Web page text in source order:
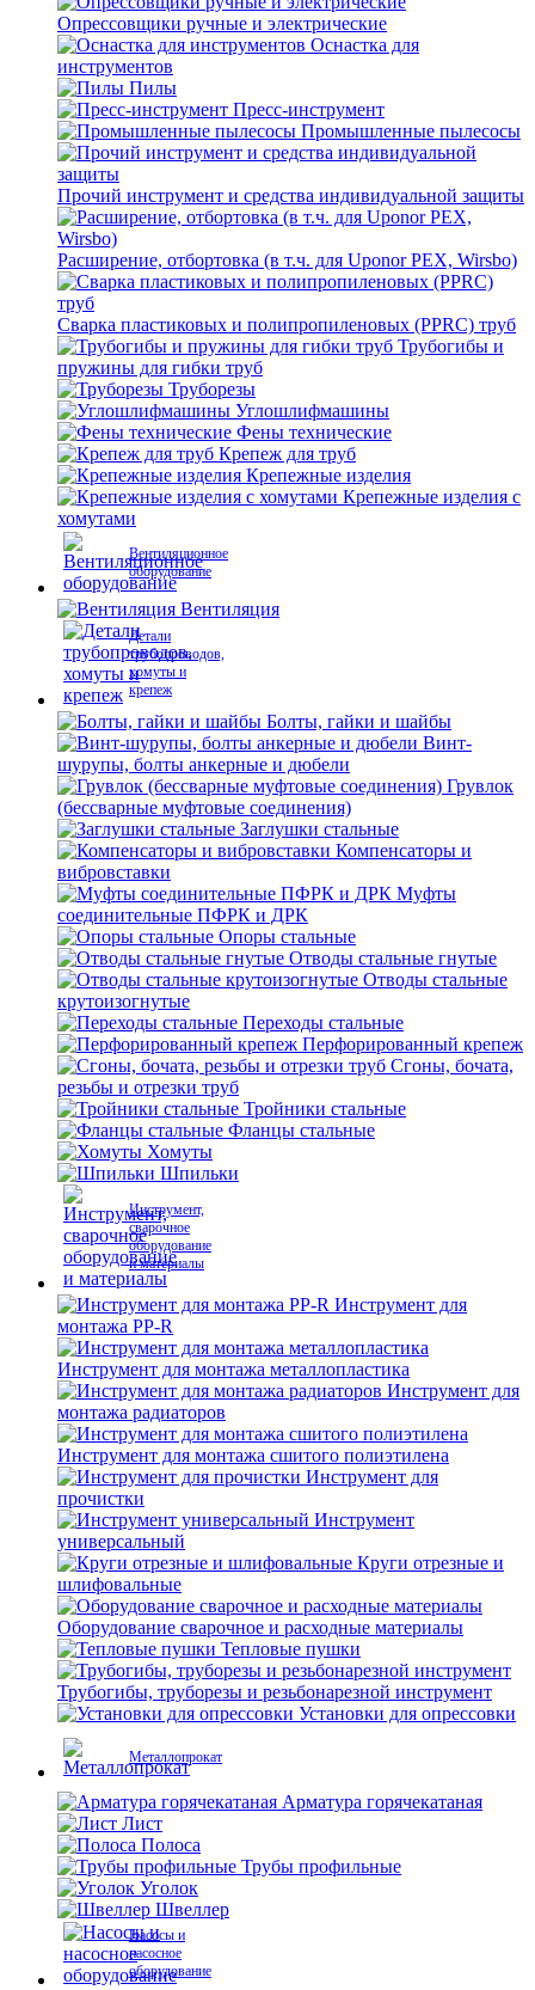
Опрессовщики ручные и электрические
Оснастка для
инструментов
Пилы
Пресс-инструмент
Промышленные пылесосы
Прочий инструмент и средства индивидуальной защиты
Расширение, отбортовка (в т.ч. для Uponor PEX, Wirsbo)
Сварка пластиковых и полипропиленовых (PPRC) труб
Трубогибы и
пружины для гибки труб
Труборезы
Углошлифмашины
Фены технические
Крепеж для труб
Крепежные изделия
Крепежные изделия с
хомутами
Вентиляционное
оборудование
Вентиляция
Детали
трубопроводов,
хомуты и
крепеж
Болты, гайки и шайбы
Винт-
шурупы, болты анкерные и дюбели
Грувлок
(бессварные муфтовые соединения)
Заглушки стальные
Компенсаторы и
вибровставки
Муфты
соединительные ПФРК и ДРК
Опоры стальные
Отводы стальные гнутые
Отводы стальные
крутоизогнутые
Переходы стальные
Перфорированный крепеж
Сгоны, бочата,
резьбы и отрезки труб
Тройники стальные
Фланцы стальные
Хомуты
Шпильки
Инструмент,
сварочное
оборудование
и материалы
Инструмент для
монтажа PP-R
Инструмент для монтажа металлопластика
Инструмент для
монтажа радиаторов
Инструмент для монтажа сшитого полиэтилена
Инструмент для
прочистки
Инструмент
универсальный
Круги отрезные и
шлифовальные
Оборудование сварочное и расходные материалы
Тепловые пушки
Трубогибы, труборезы и резьбонарезной инструмент
Установки для опрессовки
Металлопрокат
Арматура горячекатаная
Лист
Полоса
Трубы профильные
Уголок
Швеллер
Насосы и
насосное
оборудование